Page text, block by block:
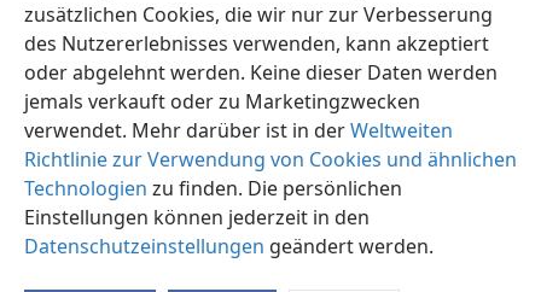
zusätzlichen Cookies, die wir nur zur Verbesserung
des Nutzererlebnisses verwenden, kann akzeptiert
oder abgelehnt werden. Keine dieser Daten werden
jemals verkauft oder zu Marketingzwecken
verwendet. Mehr darüber ist in derWeltweiten
Richtlinie zur Verwendung von Cookies und ähnlichen
Technologien zu finden. Die persönlichen
Einstellungen können jederzeit in den
Datenschutzeinstellungen geändert werden.
Deutsch Teilen Einstellungen
Copyright© 2026 Watch Tower Bible and Tract Society of Pennsylvania
Nutzungsbedingungen
Datenschutzerklärung
Datenschutzeinstellungen
JW.ORG Anmelden